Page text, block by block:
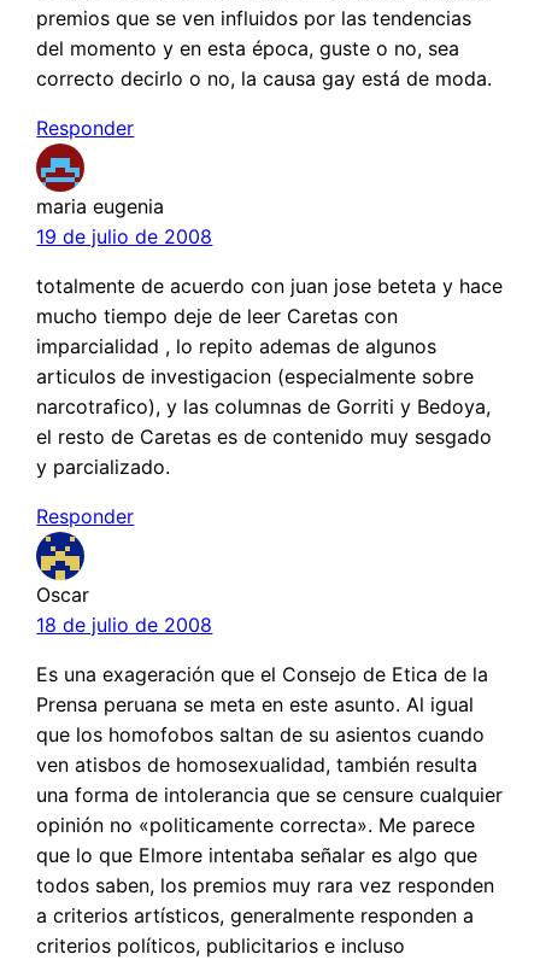
premios que se ven influidos por las tendencias
del momento y en esta época, guste o no, sea
correcto decirlo o no, la causa gay está de moda.
Responder
maria eugenia
19 de julio de 2008
totalmente de acuerdo con juan jose beteta y hace
mucho tiempo deje de leer Caretas con
imparcialidad , lo repito ademas de algunos
articulos de investigacion (especialmente sobre
narcotrafico), y las columnas de Gorriti y Bedoya,
el resto de Caretas es de contenido muy sesgado
y parcializado.
Responder
Oscar
18 de julio de 2008
Es una exageración que el Consejo de Etica de la
Prensa peruana se meta en este asunto. Al igual
que los homofobos saltan de su asientos cuando
ven atisbos de homosexualidad, también resulta
una forma de intolerancia que se censure cualquier
opinión no «politicamente correcta». Me parece
que lo que Elmore intentaba señalar es algo que
todos saben, los premios muy rara vez responden
a criterios artísticos, generalmente responden a
criterios políticos, publicitarios e incluso